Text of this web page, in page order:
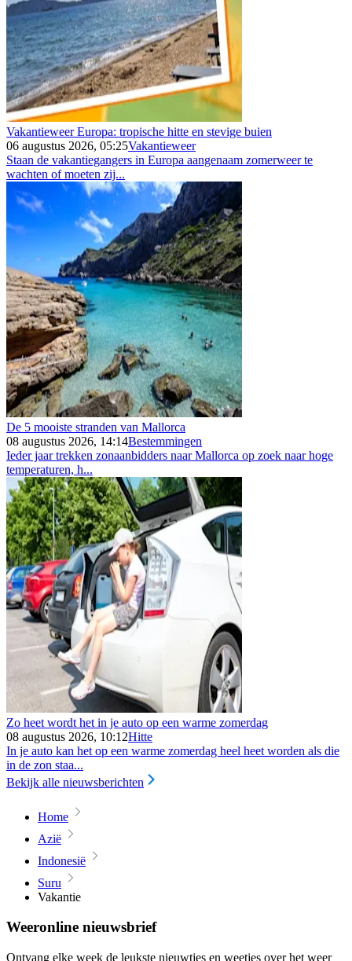
Vakantieweer Europa: tropische hitte en stevige buien
06 augustus 2026, 05:25Vakantieweer
Staan de vakantiegangers in Europa aangenaam zomerweer te
wachten of moeten zij...
De 5 mooiste stranden van Mallorca
08 augustus 2026, 14:14Bestemmingen
Ieder jaar trekken zonaanbidders naar Mallorca op zoek naar hoge
temperaturen, h...
Zo heet wordt het in je auto op een warme zomerdag
08 augustus 2026, 10:12Hitte
In je auto kan het op een warme zomerdag heel heet worden als die
in de zon staa...
Bekijk alle nieuwsberichten
Home
Azië
Indonesië
Suru
Vakantie
Weeronline nieuwsbrief
Ontvang elke week de leukste nieuwtjes en weetjes over het weer